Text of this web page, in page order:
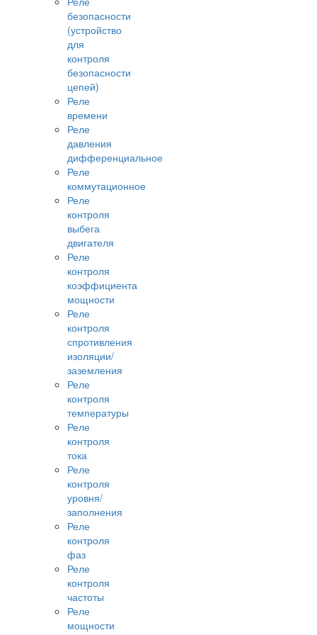
безопасности
(устройство
для
контроля
безопасности
цепей)
Реле
времени
Реле
давления
дифференциальное
Реле
коммутационное
Реле
контроля
выбега
двигателя
Реле
контроля
коэффициента
мощности
Реле
контроля
спротивления
изоляции/
заземления
Реле
контроля
температуры
Реле
контроля
тока
Реле
контроля
уровня/
заполнения
Реле
контроля
фаз
Реле
контроля
частоты
Реле
мощности